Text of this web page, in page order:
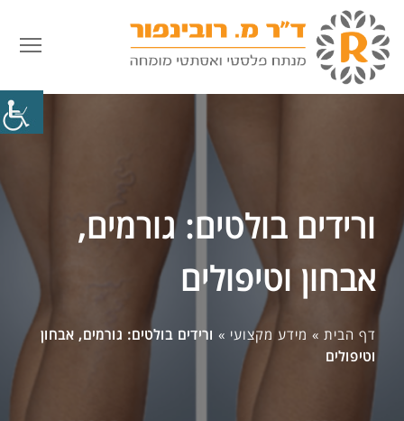
ורידים בולטים: גורמים,
אבחון וטיפולים
דף הבית » מידע מקצועי » ורידים בולטים: גורמים, אבחון
וטיפולים